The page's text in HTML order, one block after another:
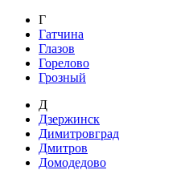
Г
Гатчина
Глазов
Горелово
Грозный
Д
Дзержинск
Димитровград
Дмитров
Домодедово